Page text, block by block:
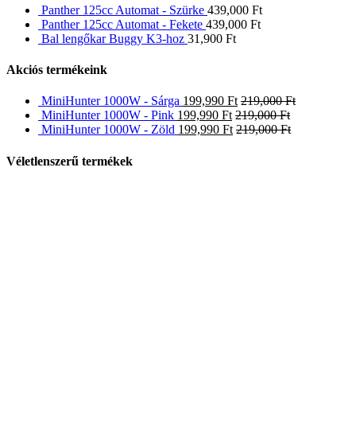
Panther 125cc Automat - Szürke 439,000 Ft
Panther 125cc Automat - Fekete 439,000 Ft
Bal lengőkar Buggy K3-hoz 31,900 Ft
Akciós termékeink
MiniHunter 1000W - Sárga 199,990 Ft 219,000Ft
MiniHunter 1000W - Pink 199,990 Ft 219,000Ft
MiniHunter 1000W - Zöld 199,990 Ft 219,000Ft
Véletlenszerű termékek